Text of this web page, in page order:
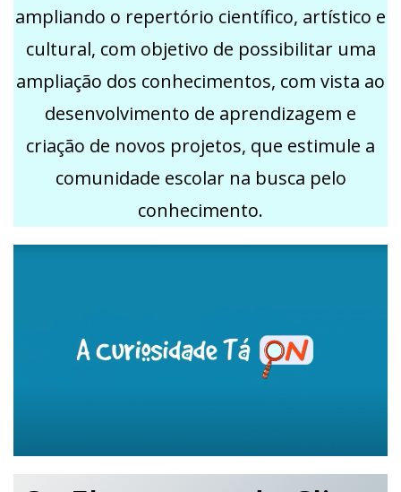
ampliando o repertório científico, artístico e
cultural, com objetivo de possibilitar uma
ampliação dos conhecimentos, com vista ao
desenvolvimento de aprendizagem e
criação de novos projetos, que estimule a
comunidade escolar na busca pelo
conhecimento.